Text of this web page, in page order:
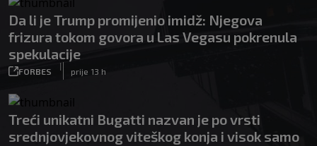
Da li je Trump promijenio imidž: Njegova
frizura tokom govora u Las Vegasu pokrenula
spekulacije
FORBES
|
prije 13 h
Treći unikatni Bugatti nazvan je po vrsti
srednjovjekovnog viteškog konja i visok samo